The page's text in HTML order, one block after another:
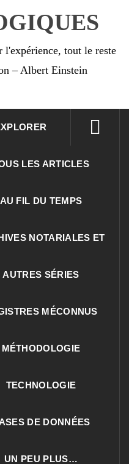
l'expérience, tout le reste
– Albert Einstein
LES ARTICLES
AU FIL DU TEMPS
NOTARIALES ET
AUTRES SÉRIES
MÉCONNUS
MÉTHODOLOGIE
TECHNOLOGIE
DE DONNÉES
UN PEU PLUS…